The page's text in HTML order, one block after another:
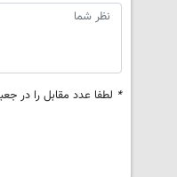
* لطفا عدد مقابل را در